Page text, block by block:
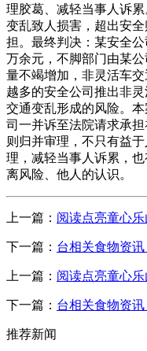
理胶葛、减轻当事人诉
变乱致人损害，超出安
担。最终判决：某安全
万余元，不脚部门由某
量不竭增加，非灵活车
越多的安全公司推出非
交通变乱形成的风险。
司一并诉至法院请求承
则归并审理，不只有益
理，减轻当事人诉累，
离风险、他人的认识。
上一篇： 阅读点亮童心
下一篇： 台相关食物资讯
上一篇： 阅读点亮童心
下一篇： 台相关食物资讯
推荐新闻